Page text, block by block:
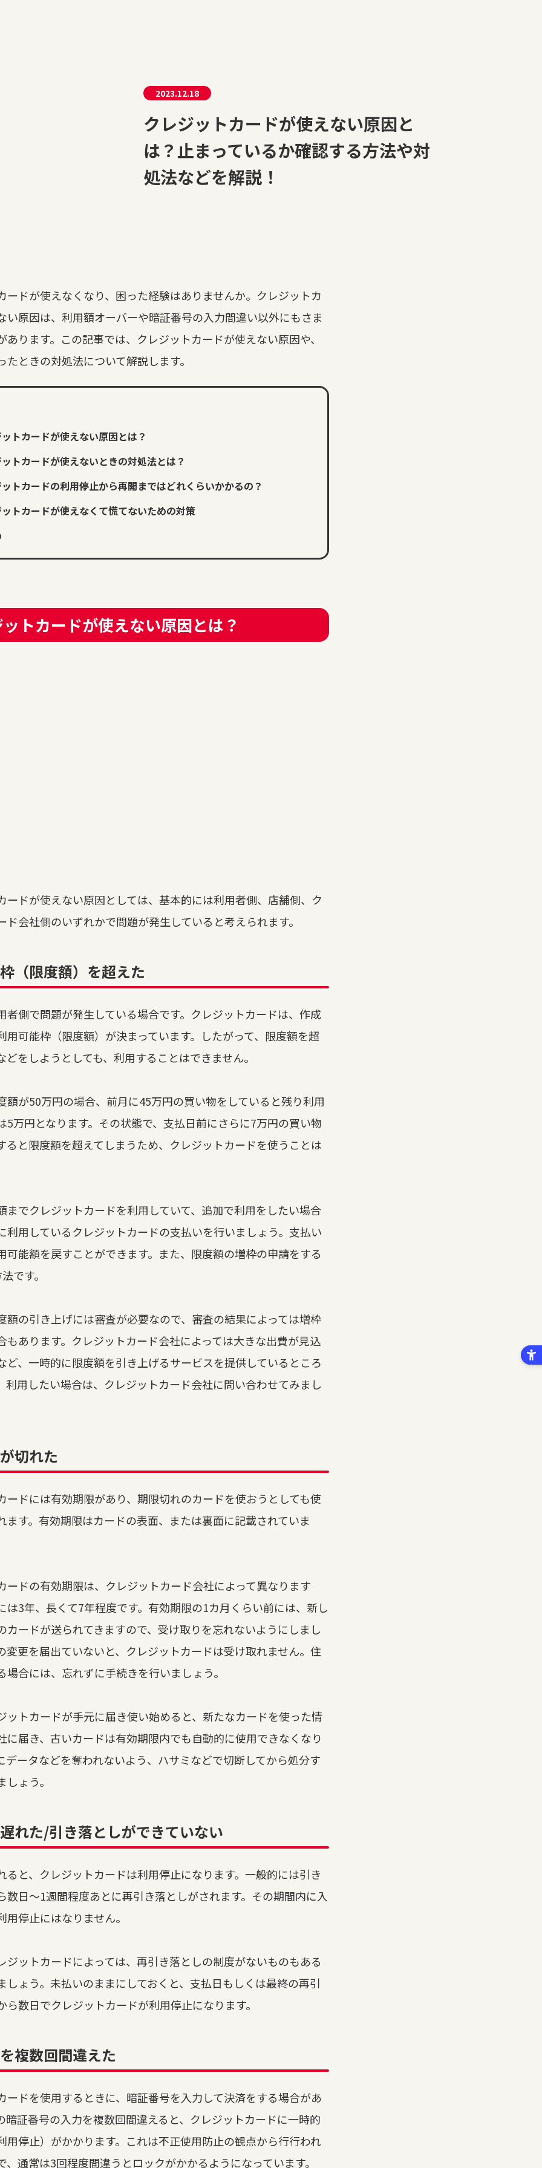
2023.12.18
クレジットカードが使えない原因と
は？止まっているか確認する方法や対
処法などを解説！
ードが使えなくなり、困った経験はありませんか。クレジットカ
い原因は、利用額オーバーや暗証番号の入力間違い以外にもさま
あります。この記事では、クレジットカードが使えない原因や、
たときの対処法について解説します。
トカードが使えない原因とは？
トカードが使えないときの対処法とは？
トカードの利用停止から再開まではどれくらいかかるの？
トカードが使えなくて慌てないための対策
トカードが使えない原因とは？
ードが使えない原因としては、基本的には利用者側、店舗側、ク
ド会社側のいずれかで問題が発生していると考えられます。
（限度額）を超えた
者側で問題が発生している場合です。クレジットカードは、作成
用可能枠（限度額）が決まっています。したがって、限度額を超
どをしようとしても、利用することはできません。
額が50万円の場合、前月に45万円の買い物をしていると残り利用
5万円となります。その状態で、支払日前にさらに7万円の買い物
ると限度額を超えてしまうため、クレジットカードを使うことは
までクレジットカードを利用していて、追加で利用をしたい場合
利用しているクレジットカードの支払いを行いましょう。支払い
可能額を戻すことができます。また、限度額の増枠の申請をする
です。
額の引き上げには審査が必要なので、審査の結果によっては増枠
もあります。クレジットカード会社によっては大きな出費が見込
ど、一時的に限度額を引き上げるサービスを提供しているところ
利用したい場合は、クレジットカード会社に問い合わせてみまし
切れた
ードには有効期限があり、期限切れのカードを使おうとしても使
ます。有効期限はカードの表面、または裏面に記載されていま
ードの有効期限は、クレジットカード会社によって異なります
は3年、長くて7年程度です。有効期限の1カ月くらい前には、新し
カードが送られてきますので、受け取りを忘れないようにしまし
変更を届出ていないと、クレジットカードは受け取れません。住
場合には、忘れずに手続きを行いましょう。
ットカードが手元に届き使い始めると、新たなカードを使った情
に届き、古いカードは有効期限内でも自動的に使用できなくなり
データなどを奪われないよう、ハサミなどで切断してから処分す
ょう。
れた/引き落としができていない
ると、クレジットカードは利用停止になります。一般的には引き
数日～1週間程度あとに再引き落としがされます。その期間内に入
用停止にはなりません。
ジットカードによっては、再引き落としの制度がないものもある
しょう。未払いのままにしておくと、支払日もしくは最終の再引
ら数日でクレジットカードが利用停止になります。
複数回間違えた
ードを使用するときに、暗証番号を入力して決済をする場合があ
暗証番号の入力を複数回間違えると、クレジットカードに一時的
用停止）がかかります。これは不正使用防止の観点から行行われ
、通常は3回程度間違うとロックがかかるようになっています。